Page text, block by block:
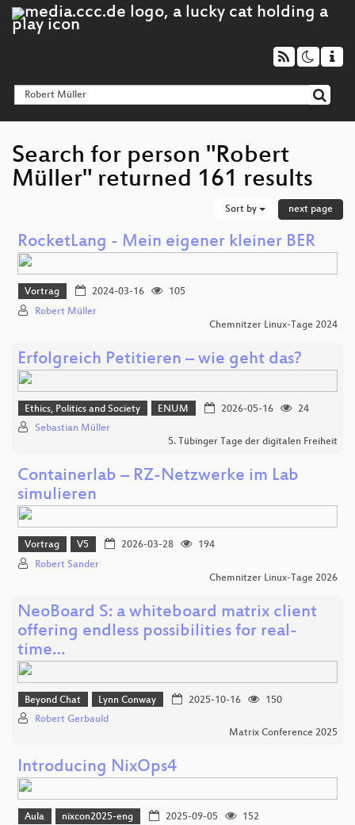
Search for person "Robert
Müller" returned 161 results
Sort by next page
RocketLang - Mein eigener kleiner BER
Vortrag 2024-03-16
105
Robert Müller
Chemnitzer Linux-Tage 2024
Erfolgreich Petitieren – wie geht das?
Ethics, Politics and Society ENUM 2026-05-16
24
Sebastian Müller
5. Tübinger Tage der digitalen Freiheit
Containerlab – RZ-Netzwerke im Lab
simulieren
Vortrag V5 2026-03-28
194
Robert Sander
Chemnitzer Linux-Tage 2026
NeoBoard S: a whiteboard matrix client
offering endless possibilities for real-
time…
Beyond Chat Lynn Conway 2025-10-16
150
Robert Gerbauld
Matrix Conference 2025
Introducing NixOps4
Aula nixcon2025-eng 2025-09-05
152